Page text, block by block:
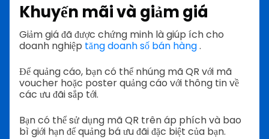
Khuyến mãi và giảm giá
Giảm giá đã được chứng minh là giúp ích cho
doanh nghiệp tăng doanh số bán hàng.
Để quảng cáo, bạn có thể nhúng mã QR với mã
voucher hoặc poster quảng cáo với thông tin về
các ưu đãi sắp tới.
Bạn có thể sử dụng mã QR trên áp phích và bao
bì giới hạn để quảng bá ưu đãi đặc biệt của bạn.